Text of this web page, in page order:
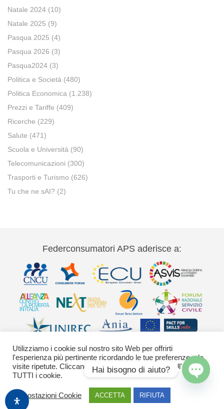
Natale 2024 (10)
Natale 2025 (9)
Pasqua 2025 (4)
Pasqua 2026 (3)
Pasqua2024 (3)
Politica e Società (480)
Politica Economica (1.238)
Prezzi e Tariffe (409)
Ricerche (229)
Salute (471)
Scuola e Università (90)
Telecomunicazioni (300)
Trasporti e Turismo (626)
Tu che ne sAI? (2)
Federconsumatori APS aderisce a:
Via Palestro 11 00185 Roma - tel 06
42020755-9 federconsumatori@federconsumatori.it Ufficio stampa tel: 06
42020755 ufficiostampa@federconsumatori.it -Cookies Policy
Utilizziamo i cookie sul nostro sito Web per offrirti
l'esperienza più pertinente ricordando le tue preferenze e le
visite ripetute. Cliccando su "Accetta" acconsenti all'uso di
TUTTI i cookie.
Impostazioni Cookie ACCETTA RIFIUTA
Hai bisogno di aiuto?